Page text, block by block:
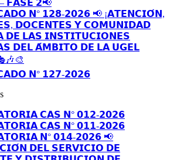
𝗙𝗔𝗦𝗘 𝟮📢
𝗡° 𝟭𝟮𝟴-𝟮𝟬𝟮𝟲 📢 ¡𝗔𝗧𝗘𝗡𝗖𝗜𝗢́𝗡,
𝗗𝗢𝗖𝗘𝗡𝗧𝗘𝗦 𝗬 𝗖𝗢𝗠𝗨𝗡𝗜𝗗𝗔𝗗
𝗗𝗘 𝗟𝗔𝗦 𝗜𝗡𝗦𝗧𝗜𝗧𝗨𝗖𝗜𝗢𝗡𝗘𝗦
𝗗𝗘𝗟 𝗔́𝗠𝗕𝗜𝗧𝗢 𝗗𝗘 𝗟𝗔 𝗨𝗚𝗘𝗟
𝗡° 𝟭𝟮𝟳-𝟮𝟬𝟮𝟲
𝗖𝗔𝗦 𝗡° 𝟬𝟭𝟮-𝟮𝟬𝟮𝟲
𝗖𝗔𝗦 𝗡° 𝟬𝟭𝟭-𝟮𝟬𝟮𝟲
𝗡° 𝟬𝟭𝟰-𝟮𝟬𝟮𝟲 📢
𝗗𝗘𝗟 𝗦𝗘𝗥𝗩𝗜𝗖𝗜𝗢 𝗗𝗘